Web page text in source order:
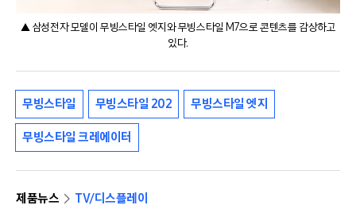
▲ 삼성전자 모델이 무빙스타일 엣지와 무빙스타일 M7으로 콘텐츠를 감상하고
있다.
무빙스타일 무빙스타일 202 무빙스타일 엣지
무빙스타일 크레에이터
제품뉴스
TV/디스플레이